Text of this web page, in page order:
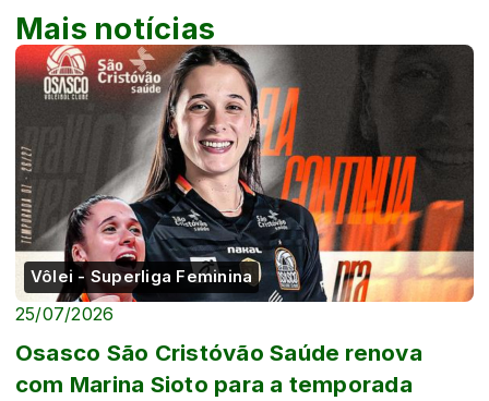
Mais notícias
Vôlei - Superliga Feminina
25/07/2026
Osasco São Cristóvão Saúde renova
com Marina Sioto para a temporada